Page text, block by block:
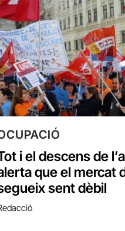
i el descens de
que el mercat
sent dèbil